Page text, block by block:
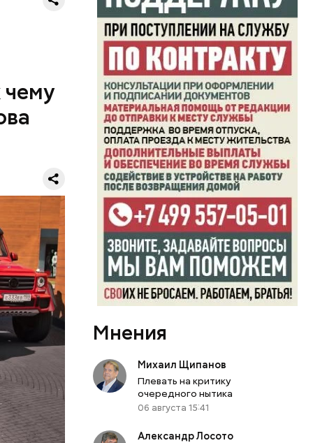
чему
блогера
о
крупном
сын
Мнения
Михаил Щипанов
Плевать на критику
очередного нытика
06 августа 15:41
Александр Лосото